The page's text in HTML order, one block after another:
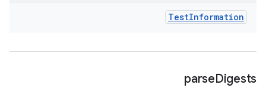
TestInformation
parseDigests